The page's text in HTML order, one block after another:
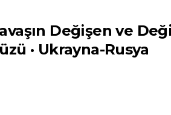
Değişen ve
· Ukrayna-Rusya